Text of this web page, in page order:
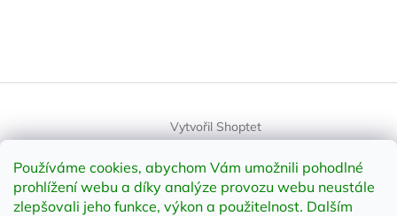
Používáme cookies, abychom Vám umožnili pohodlné
prohlížení webu a díky analýze provozu webu neustále
zlepšovali jeho funkce, výkon a použitelnost. Dalším
Vytvořil Shoptet
Copyright 2026 element-shop.cz
. Všechna práva vyhrazena.
Upravit nastavení cookies